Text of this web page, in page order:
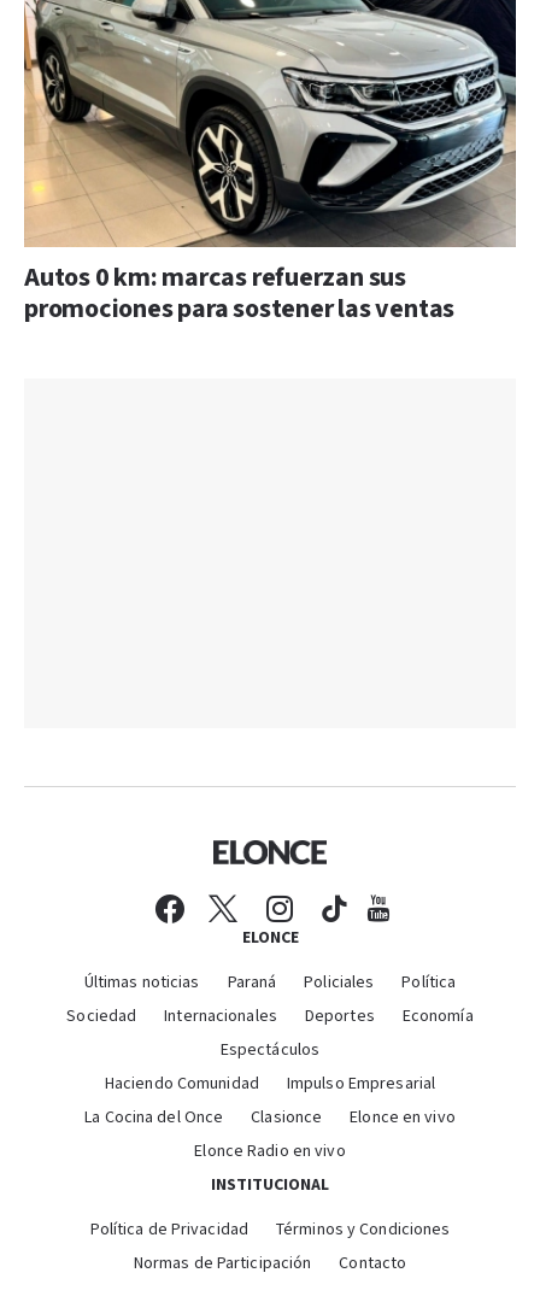
Autos 0 km: marcas refuerzan sus
promociones para sostener las ventas
ELONCE
Últimas noticias Paraná Policiales
Política
Sociedad
Internacionales Deportes
Economía
Espectáculos
Haciendo Comunidad
Impulso Empresarial
La Cocina del Once
Clasionce
Elonce en vivo
Elonce Radio en vivo
INSTITUCIONAL
Política de Privacidad
Términos y Condiciones
Normas de Participación
Contacto